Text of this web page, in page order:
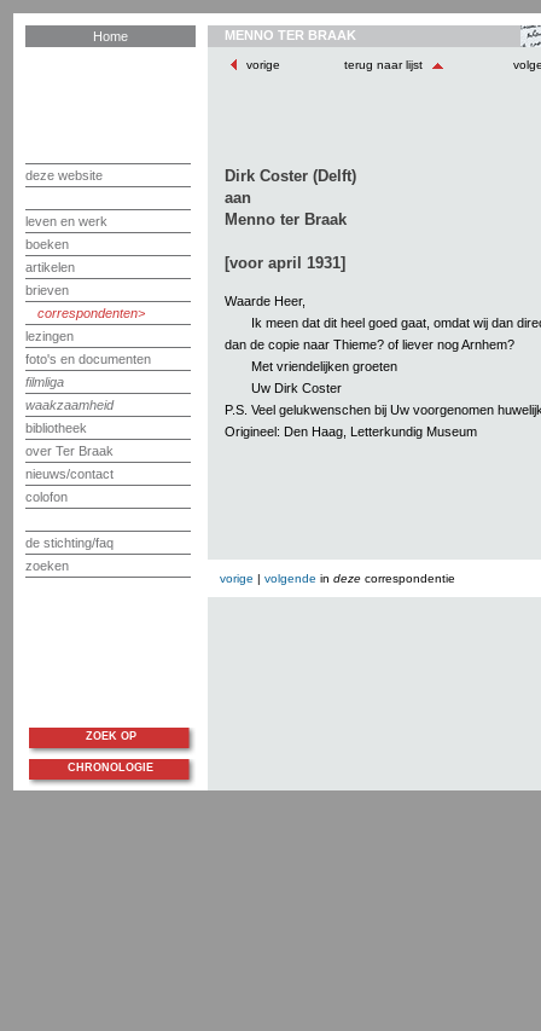
Home
deze website
leven en werk
boeken
artikelen
brieven
correspondenten
lezingen
foto's en documenten
filmliga
waakzaamheid
bibliotheek
over Ter Braak
nieuws/contact
colofon
de stichting/faq
zoeken
MENNO TER BRAAK
vorige terug naar lijst
Dirk Coster (Delft)
aan
Menno ter Braak
[voor april 1931]
Waarde Heer,
Ik meen dat dit heel goed gaat, omdat wij dan
dan de copie naar Thieme? of liever nog Arnhem?
Met vriendelijken groeten
Uw Dirk Coster
P.S. Veel gelukwenschen bij Uw voorgenomen
Origineel: Den Haag, Letterkundig Museum
vorige | volgende in deze correspondentie
ZOEK OP
CHRONOLOGIE